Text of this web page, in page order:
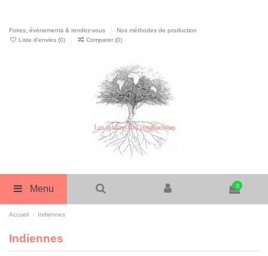
Foires, événements & rendez-vous
Nos méthodes de production
Liste d'envies (0) Comparer (0)
Menu 0
Accueil Indiennes
Indiennes